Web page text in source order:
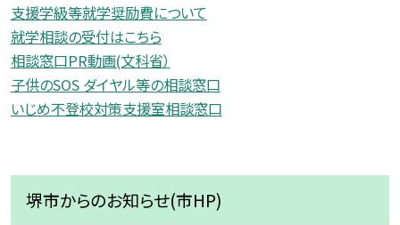
支援学級等就学奨励費について
就学相談の受付はこちら
相談窓口PR動画(文科省）
子供のSOS ダイヤル等の相談窓口
いじめ不登校対策支援室相談窓口
堺市からのお知らせ(市HP)